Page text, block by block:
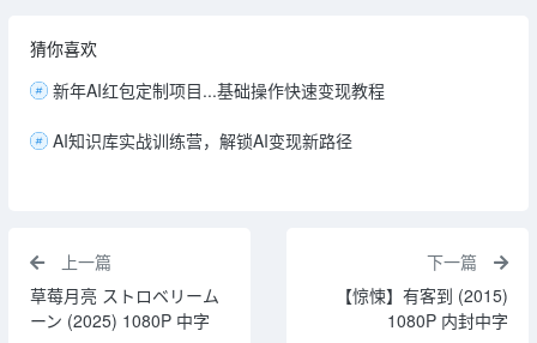
猜你喜欢
新年AI红包定制项目...基础操作快速变现教程
AI知识库实战训练营，解锁AI变现新路径
上一篇
草莓月亮 ストロベリーム
ーン (2025) 1080P 中字
下一篇
【惊悚】有客到 (2015)
1080P 内封中字